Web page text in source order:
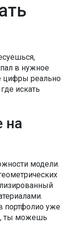
в нужное
цифры реально
искать
на
модели.
портфолио уже
ты можешь